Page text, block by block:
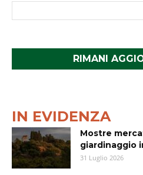
RIMANI
IN EVIDENZA
Mostre
giardinaggio
31 Luglio 2026